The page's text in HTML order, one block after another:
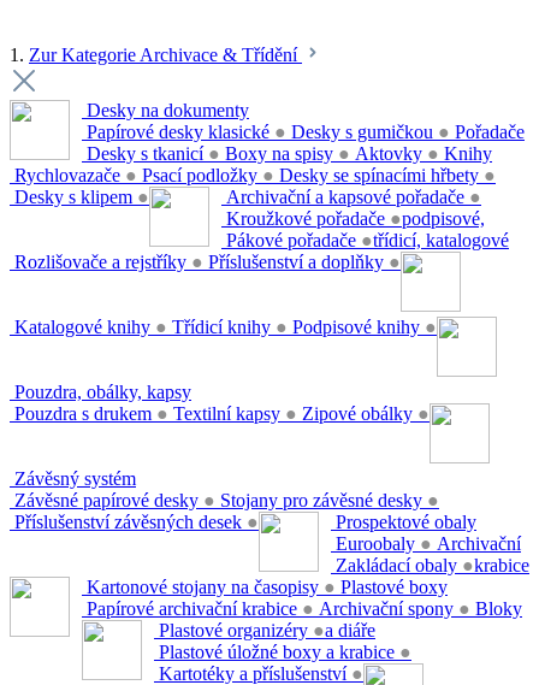
1. Zur Kategorie Archivace & Třídění
Desky na dokumenty
Papírové desky klasické ● Desky s gumičkou ●
Desky s tkanicí ● Boxy na spisy ● Aktovky ●
Rychlovazače ● Psací podložky ● Desky se spínacími hřbety ●
Desky s klipem ●
Pořadače
Archivační a kapsové pořadače ●
Kroužkové pořadače ●
Pákové pořadače ●
Rozlišovače a rejstříky ● Příslušenství a doplňky ●
Knihy
podpisové,
třídicí, katalogové
Katalogové knihy ● Třídicí knihy ● Podpisové knihy ●
Pouzdra, obálky, kapsy
Pouzdra s drukem ● Textilní kapsy ● Zipové obálky ●
Závěsný systém
Závěsné papírové desky ● Stojany pro závěsné desky ●
Příslušenství závěsných desek ●
Prospektové obaly
Euroobaly ●
Zakládací obaly ●
Archivační
krabice
Kartonové stojany na časopisy ●
Papírové archivační krabice ● Archivační spony ●
Plastové boxy
Plastové organizéry ●
Plastové úložné boxy a krabice ●
Kartotéky a příslušenství ●
Bloky
a diáře